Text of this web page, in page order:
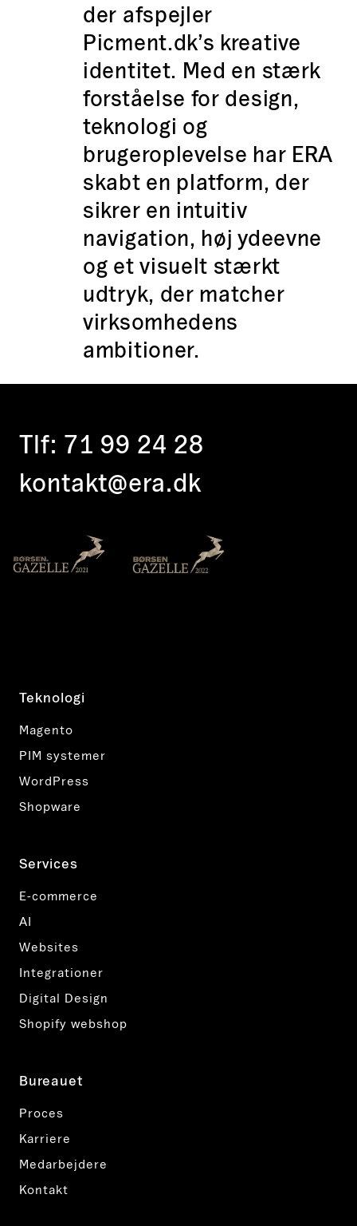
der afspejler
Picment.dk’s kreative
identitet. Med en stærk
forståelse for design,
teknologi og
brugeroplevelse har ERA
skabt en platform, der
sikrer en intuitiv
navigation, høj ydeevne
og et visuelt stærkt
udtryk, der matcher
virksomhedens
ambitioner.
Tlf: 71 99 24 28
kontakt@era.dk
Teknologi
Magento
PIM systemer
WordPress
Shopware
Services
E-commerce
AI
Websites
Integrationer
Digital Design
Shopify webshop
Bureauet
Proces
Karriere
Medarbejdere
Kontakt